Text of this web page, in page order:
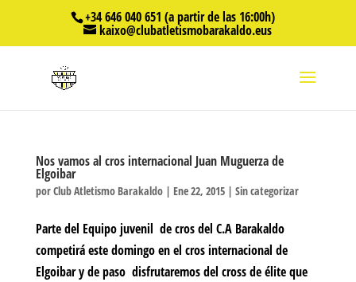
+34 646 040 651 (a partir de las 16:00h)
kaixo@clubatletismobarakaldo.eus
Nos vamos al cros internacional Juan Muguerza de
Elgoibar
porClub Atletismo Barakaldo| Ene 22, 2015| Sin categorizar
Parte del Equipo juvenil de cros del C.A Barakaldo
competirá este domingo en el cros internacional de
Elgoibar y de paso disfrutaremos del cross de élite que